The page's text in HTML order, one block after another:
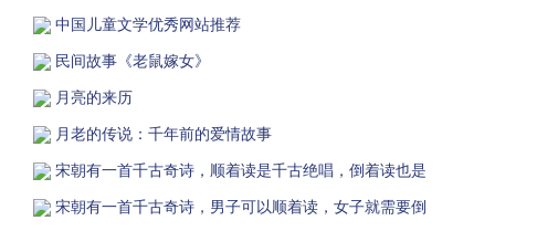
中国儿童文学优秀网站推荐
民间故事《老鼠嫁女》
月亮的来历
月老的传说：千年前的爱情故事
宋朝有一首千古奇诗，顺着读是千古绝唱，倒着读也是
宋朝有一首千古奇诗，男子可以顺着读，女子就需要倒